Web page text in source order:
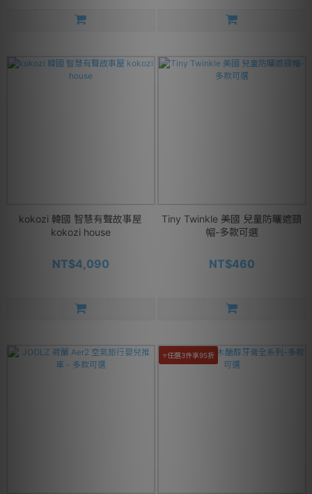
kokozi 韓國 智慧有聲故事屋
kokozi house
NT$4,090
Tiny Twinkle 美國 兒童防曬遮頸
帽-多款可選
NT$460
⭐任選3件享95折